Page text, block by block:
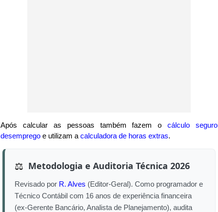
Após calcular as pessoas também fazem ocálculo seguro
desemprego e utilizam a calculadora de horas extras.
⚖️ Metodologia e Auditoria Técnica 2026
Revisado por R. Alves (Editor-Geral). Como programador e
Técnico Contábil com 16 anos de experiência financeira
(ex-Gerente Bancário, Analista de Planejamento), audita